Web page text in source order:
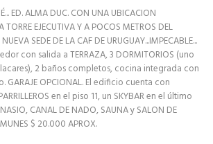
ED. ALMA DUC. CON UNA UBICACION
TORRE EJECUTIVA Y A POCOS METROS DEL
SEDE DE LA CAF DE URUGUAY...IMPECABLE...
con salida a TERRAZA, 3 DORMITORIOS (uno
2 baños completos, cocina integrada con
OPCIONAL. El edificio cuenta con
en el piso 11, un SKYBAR en el último
CANAL DE NADO, SAUNA y SALON DE
$ 20.000 APROX.